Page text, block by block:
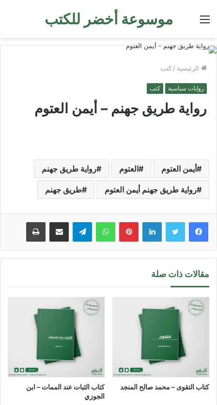
موسوعة أخضر للكتب القائمة
الرئيسية / كتب
روايات سياسية كتب
رواية طريق جهنم – أيمن العتوم
أيمن العتوم العتوم رواية طريق جهنم
رواية طريق جهنم أيمن العتوم طريق جهنم
لينكدإن بينتيريستواتساب تيلقرام مشاركة عبر البريد طباعة
مقالات ذات صلة
كتاب التقوى – محمد صالح المنجد
كتاب الثبات عند الممات – ابن
الجوزي